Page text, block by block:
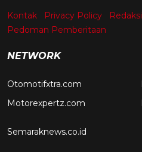
Kontak Privacy Policy Redaksi
Pedoman Pemberitaan
NETWORK
Otomotifxtra.com
Motorexpertz.com
Semaraknews.co.id